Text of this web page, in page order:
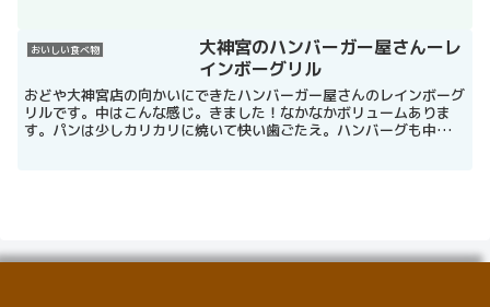
おいしい食べ物
大神宮のハンバーガー屋さんーレ
インボーグリル
おどや大神宮店の向かいにできたハンバーガー屋さんのレインボーグ
リルです。中はこんな感じ。きました！なかなかボリュームありま
す。パンは少しカリカリに焼いて快い歯ごたえ。ハンバーグも中身が